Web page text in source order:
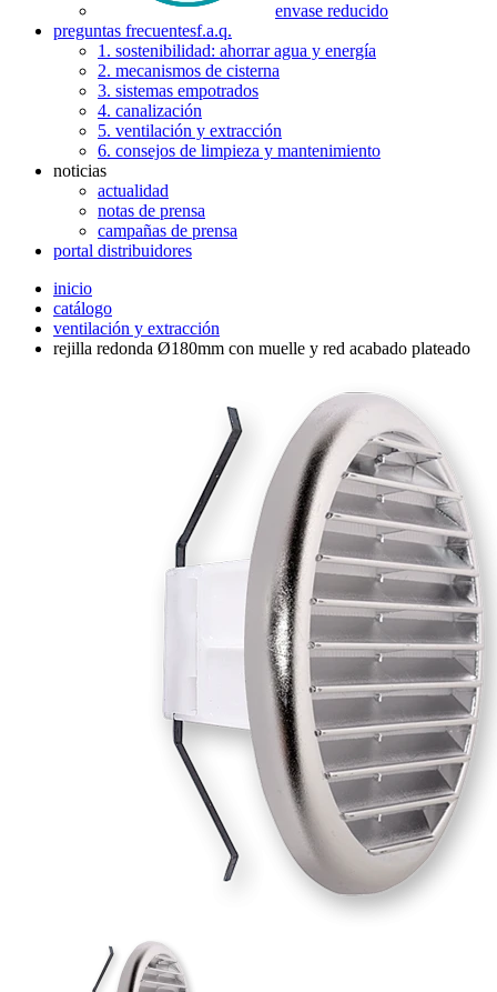
envase reducido
preguntas frecuentesf.a.q.
1. sostenibilidad: ahorrar agua y energía
2. mecanismos de cisterna
3. sistemas empotrados
4. canalización
5. ventilación y extracción
6. consejos de limpieza y mantenimiento
noticias
actualidad
notas de prensa
campañas de prensa
portal distribuidores
inicio
catálogo
ventilación y extracción
rejilla redonda Ø180mm con muelle y red acabado plateado